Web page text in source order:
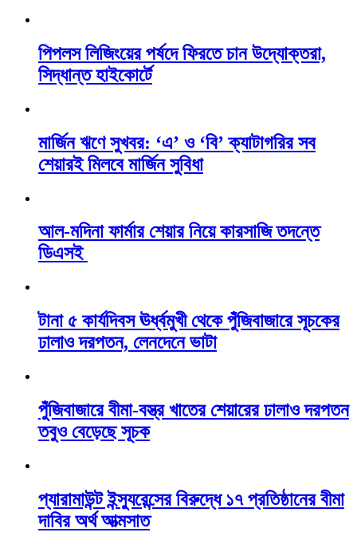
পিপলস লিজিংয়ের পর্ষদে ফিরতে চান উদ্যোক্তরা,
সিদ্ধান্ত হাইকোর্টে
মার্জিন ঋণে সুখবর: ‘এ’ ও ‘বি’ ক্যাটাগরির সব
শেয়ারই মিলবে মার্জিন সুবিধা
আল-মদিনা ফার্মার শেয়ার নিয়ে কারসাজি তদন্তে
ডিএসই
টানা ৫ কার্যদিবস ঊর্ধ্বমুখী থেকে পুঁজিবাজারে সূচকের
ঢালাও দরপতন, লেনদেনে ভাটা
পুঁজিবাজারে বীমা-বস্ত্র খাতের শেয়ারের ঢালাও দরপতন
তবুও বেড়েছে সূচক
প্যারামাউন্ট ইন্স্যুরেন্সের বিরুদ্ধে ১৭ প্রতিষ্ঠানের বীমা
দাবির অর্থ আত্মসাত